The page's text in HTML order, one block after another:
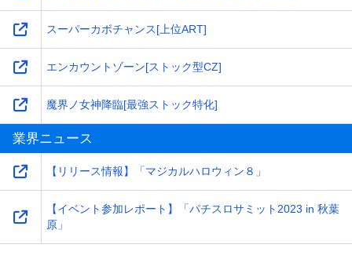
スーパーカボチャンス[上位ART]
エンカウントゾーン[ストック型CZ]
魔界ノ女神降臨[最強ストック特化]
業界ニュース
【リリース情報】「マジカルハロウィン８」
【イベント参加レポート】「パチスロサミット2023 in 秋葉
原」